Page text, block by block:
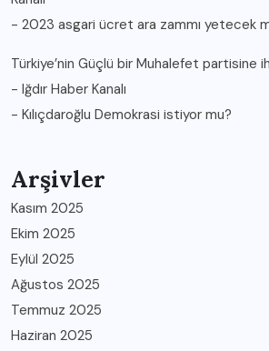
- 2023 asgari ücret ara zammı yetecek
Türkiye’nin Güçlü bir Muhalefet partisine
- Iğdır Haber Kanalı
- Kılıçdaroğlu Demokrasi istiyor mu?
Arşivler
Kasım 2025
Ekim 2025
Eylül 2025
Ağustos 2025
Temmuz 2025
Haziran 2025